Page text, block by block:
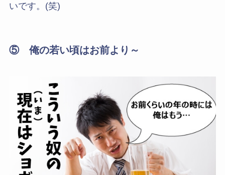
いです。(笑)
⑤ 俺の若い頃はお前より～